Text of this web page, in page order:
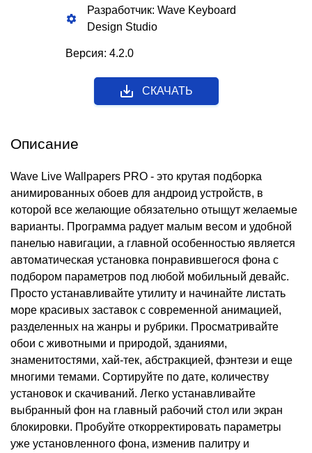
Разработчик: Wave Keyboard
Design Studio
Версия: 4.2.0
СКАЧАТЬ
Описание
Wave Live Wallpapers PRO - это крутая подборка
анимированных обоев для андроид устройств, в
которой все желающие обязательно отыщут желаемые
варианты. Программа радует малым весом и удобной
панелью навигации, а главной особенностью является
автоматическая установка понравившегося фона с
подбором параметров под любой мобильный девайс.
Просто устанавливайте утилиту и начинайте листать
море красивых заставок с современной анимацией,
разделенных на жанры и рубрики. Просматривайте
обои с животными и природой, зданиями,
знаменитостями, хай-тек, абстракцией, фэнтези и еще
многими темами. Сортируйте по дате, количеству
установок и скачиваний. Легко устанавливайте
выбранный фон на главный рабочий стол или экран
блокировки. Пробуйте откорректировать параметры
уже установленного фона, изменив палитру и